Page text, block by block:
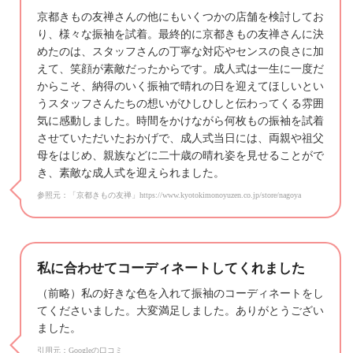
京都きもの友禅さんの他にもいくつかの店舗を検討してお
り、様々な振袖を試着。最終的に京都きもの友禅さんに決
めたのは、スタッフさんの丁寧な対応やセンスの良さに加
えて、笑顔が素敵だったからです。成人式は一生に一度だ
からこそ、納得のいく振袖で晴れの日を迎えてほしいとい
うスタッフさんたちの想いがひしひしと伝わってくる雰囲
気に感動しました。時間をかけながら何枚もの振袖を試着
させていただいたおかげで、成人式当日には、両親や祖父
母をはじめ、親族などに二十歳の晴れ姿を見せることがで
き、素敵な成人式を迎えられました。
参照元：「京都きもの友禅」https://www.kyotokimonoyuzen.co.jp/store/nagoya
私に合わせてコーディネートしてくれました
（前略）私の好きな色を入れて振袖のコーディネートをし
てくださいました。大変満足しました。ありがとうござい
ました。
引用元：Googleの口コミ